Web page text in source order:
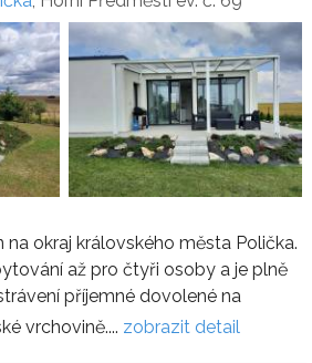
okraj královského města Polička.
až pro čtyři osoby a je plně
příjemné dovolené na
vrchovině.... zobrazit detail